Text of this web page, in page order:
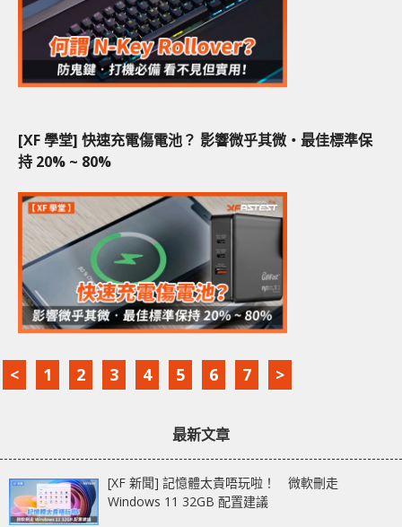
[XF 學堂] 快速充電傷電池？ 影響微乎其微‧最佳標準保
持 20% ~ 80%
< 1 2 3 4 5 6 7 >
最新文章
[XF 新聞] 記憶體太貴唔玩啦！ 微軟刪走
Windows 11 32GB 配置建議